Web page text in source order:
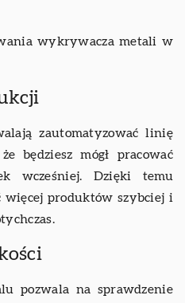
wykrywacza metali w
zautomatyzować linię
będziesz mógł pracować
wcześniej. Dzięki temu
więcej produktów szybciej i
pozwala na sprawdzenie